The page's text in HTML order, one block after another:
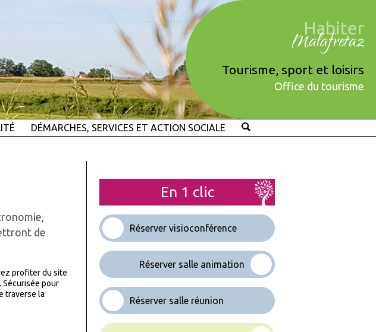
Habiter
Malafretaz
Tourisme, sport et loisirs
Office du tourisme
DÉMARCHES, SERVICES ET ACTION SOCIALE
de
profiter du site
Sécurisée pour
traverse la
En 1 clic
Réserver visioconférence
Réserver salle animation
Réserver salle réunion